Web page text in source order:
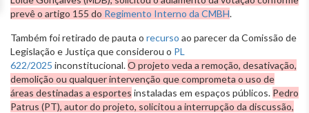
prevê o artigo 155 do Regimento Interno da CMBH.
Também foi retirado de pauta o recurso ao parecer da Comissão de
Legislação e Justiça que considerou o PL
622/2025 inconstitucional.O projeto veda a remoção, desativação,
demolição ou qualquer intervenção que comprometa o uso de
áreas destinadas a esportes instaladas em espaços públicos. Pedro
Patrus (PT), autor do projeto, solicitou a interrupção da discussão,